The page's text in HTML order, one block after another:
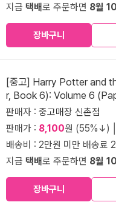
지금 택배로 주문하면 8월
장바구니
[중고] Harry Potter and
r, Book 6): Volume 6
판매자 : 중고매장 신촌점
판매가 : 8,100원 (55%↓)
배송비 : 2만원 미만 배송료
지금 택배로 주문하면 8월
장바구니